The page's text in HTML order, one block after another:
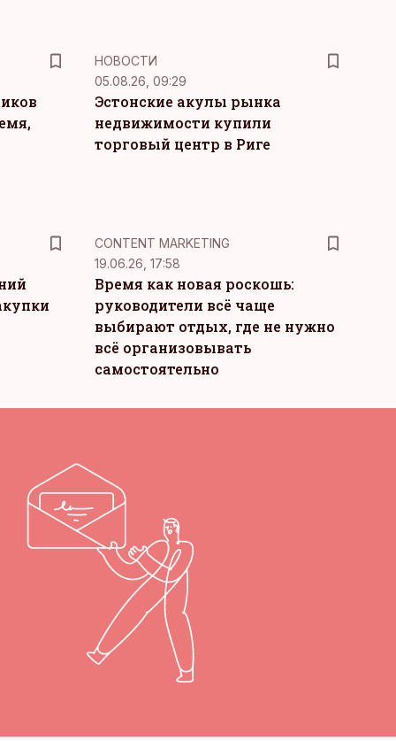
НОВОСТИ
05.08.26, 09:29
Эстонские акулы рынка
недвижимости купили
торговый центр в Риге
KM
CONTENT MARKETING
19.06.26, 17:58
Время как новая роскошь:
руководители всё чаще
выбирают отдых, где не нужно
всё организовывать
самостоятельно